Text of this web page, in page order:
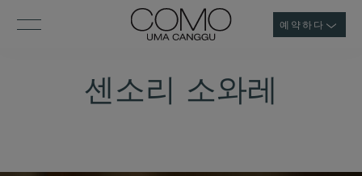
예약하다
센소리 소와레